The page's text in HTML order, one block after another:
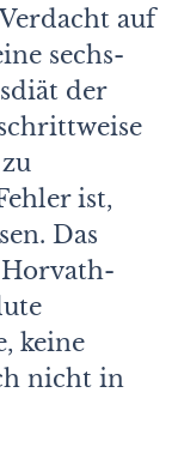
auf
sechs-
der
ist,
Das
keine
nicht in